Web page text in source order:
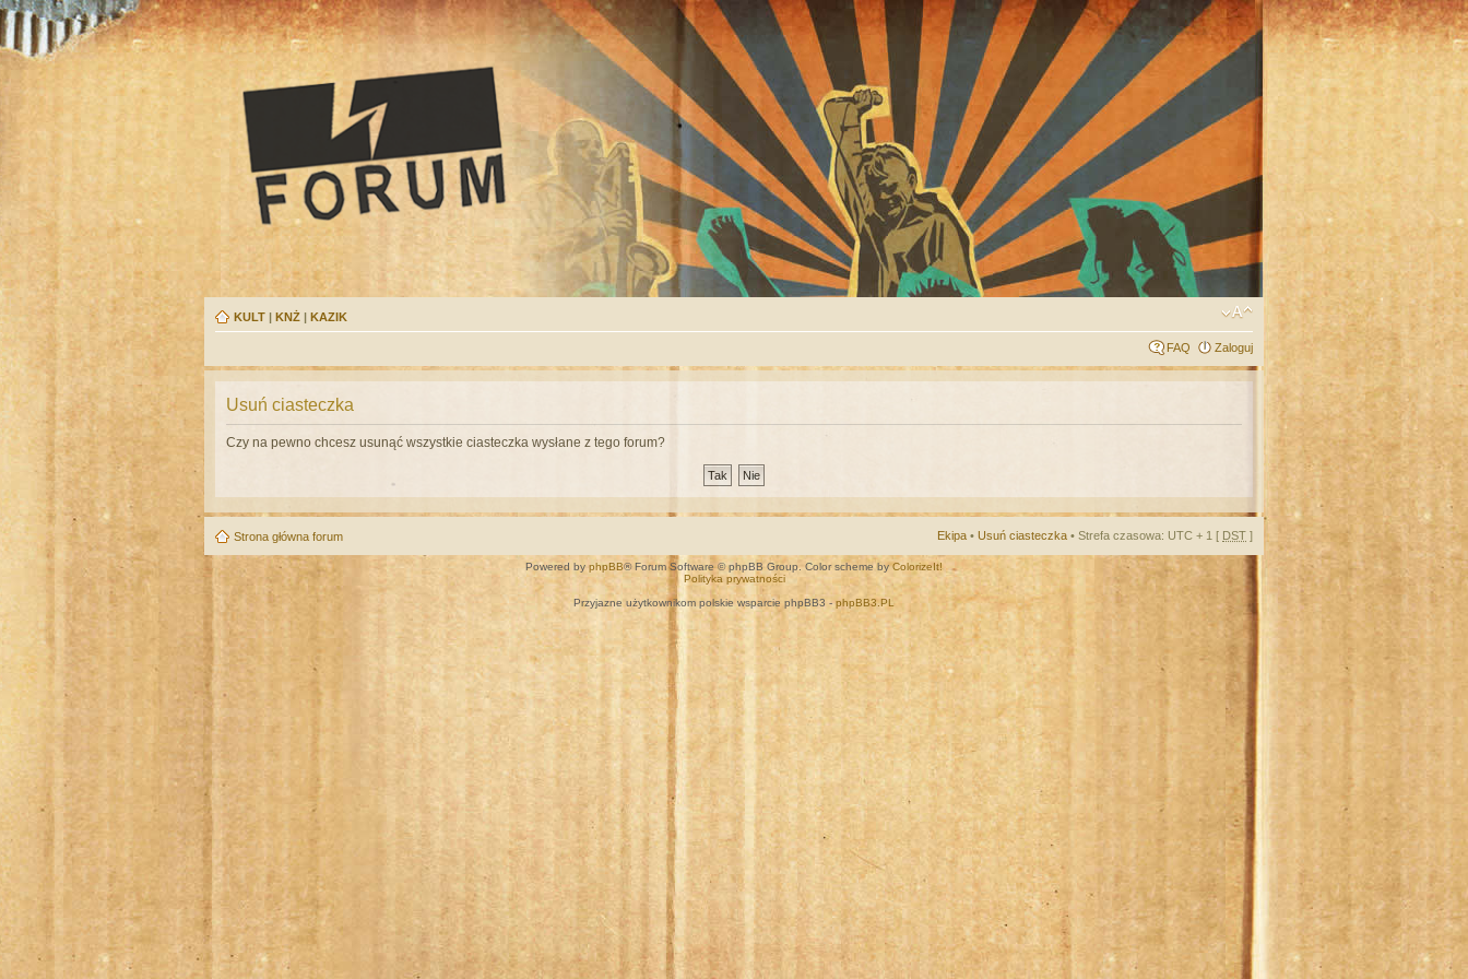
KULT | KNŻ | KAZIK
FAQ Zaloguj
Usuń ciasteczka
Czy na pewno chcesz usunąć wszystkie ciasteczka wysłane z tego forum?
Strona główna forum Ekipa • Usuń ciasteczka • Strefa czasowa: UTC + 1 [ DST ]
Powered by phpBB® Forum Software © phpBB Group. Color scheme byColorizeIt!
Polityka prywatności
Przyjazne użytkownikom polskie wsparcie phpBB3 -phpBB3.PL